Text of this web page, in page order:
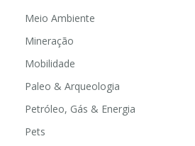
Meio Ambiente
Mineração
Mobilidade
Paleo & Arqueologia
Petróleo, Gás & Energia
Pets